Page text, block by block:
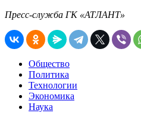
Пресс-служба ГК «АТЛАНТ»
Общество
Политика
Технологии
Экономика
Наука